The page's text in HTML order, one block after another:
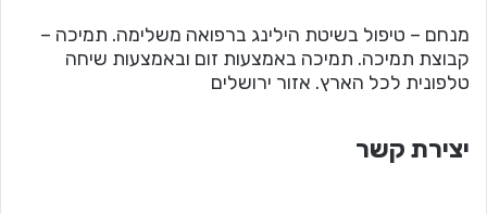
מנחם – טיפול בשיטת הילינג ברפואה משלימה. תמיכה –
קבוצת תמיכה. תמיכה באמצעות זום ובאמצעות שיחה
טלפונית לכל הארץ. אזור ירושלים
יצירת קשר